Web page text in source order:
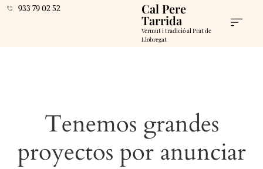
933 79 02 52 Cal Pere
Tarrida
Vermut i tradició al Prat de
Llobregat
Tenemos grandes
proyectos por anunciar